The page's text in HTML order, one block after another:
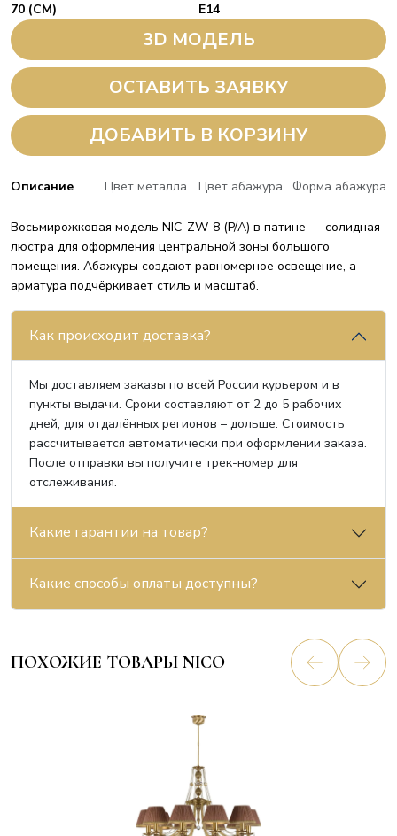
70 (СМ)
E14
3D МОДЕЛЬ
ОСТАВИТЬ ЗАЯВКУ
ДОБАВИТЬ В КОРЗИНУ
Описание Цвет металла Цвет абажура Форма абажура
Восьмирожковая модель NIC-ZW-8 (P/A) в патине — солидная
люстра для оформления центральной зоны большого
помещения. Абажуры создают равномерное освещение, а
арматура подчёркивает стиль и масштаб.
Как происходит доставка?
Мы доставляем заказы по всей России курьером и в
пункты выдачи. Сроки составляют от 2 до 5 рабочих
дней, для отдалённых регионов – дольше. Стоимость
рассчитывается автоматически при оформлении заказа.
После отправки вы получите трек-номер для
отслеживания.
Какие гарантии на товар?
Какие способы оплаты доступны?
ПОХОЖИЕ ТОВАРЫ NICO